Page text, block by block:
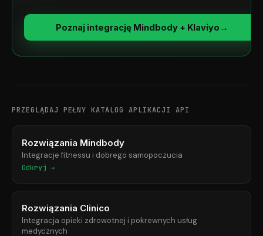
Poznaj integrację Mindbody + Klaviyo →
PRZEGLĄDAJ PEŁNY KATALOG APLIKACJI API
Rozwiązania Mindbody
Integracje fitnessu i dobrego samopoczucia
Odkryj →
Rozwiązania Clinico
Integracja opieki zdrowotnej i pokrewnych usług
medycznych